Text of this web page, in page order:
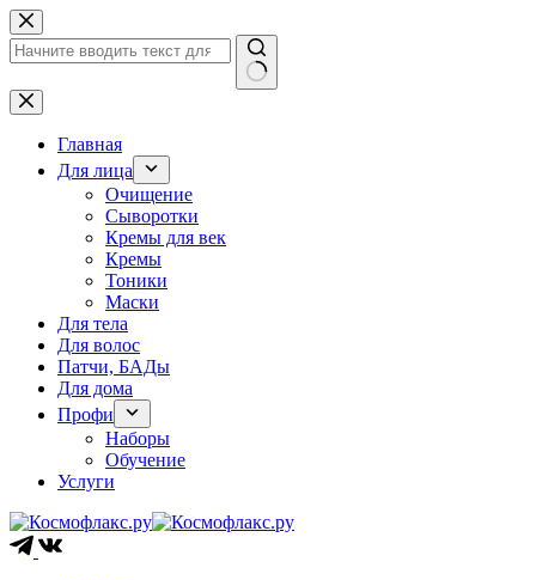
Перейти
к
сути
Ничего
не
найденоГлавная
Для лица
Очищение
Сыворотки
Кремы для век
Кремы
Тоники
Маски
Для тела
Для волос
Патчи, БАДы
Для дома
Профи
Наборы
Обучение
Услуги